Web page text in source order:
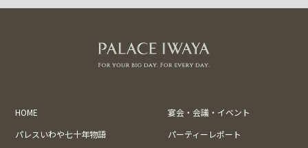
HOME
宴会・会議・イベント
パレスいわや七十年物語
パーティーレポート